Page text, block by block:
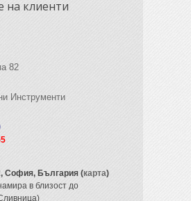
на клиенти
82
Инструменти
София, България (карта)
в близост до